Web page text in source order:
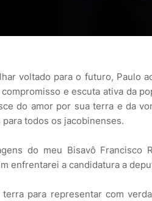
voltado para o futuro, Paulo
e escuta ativa da
do amor por sua terra e da
todos os jacobinenses.
do meu Bisavô
enfrentarei a candidatura a
para representar com